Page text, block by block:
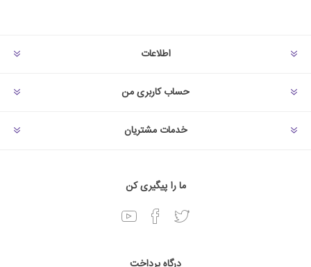
اطلاعات
حساب کاربری من
خدمات مشتریان
ما را پیگیری کن